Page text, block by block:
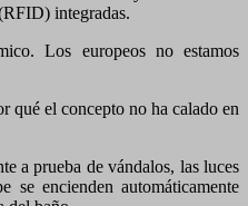
integradas.
Los europeos no estamos
qué el concepto no ha calado en
a prueba de vándalos, las luces
se encienden automáticamente